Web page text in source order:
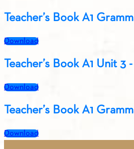
Teacher’s Book A1
Download
Teacher’s Book A1 Unit 3
Download
Teacher’s Book A1
Download